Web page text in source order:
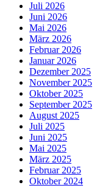
Juli 2026
Juni 2026
Mai 2026
März 2026
Februar 2026
Januar 2026
Dezember 2025
November 2025
Oktober 2025
September 2025
August 2025
Juli 2025
Juni 2025
Mai 2025
März 2025
Februar 2025
Oktober 2024